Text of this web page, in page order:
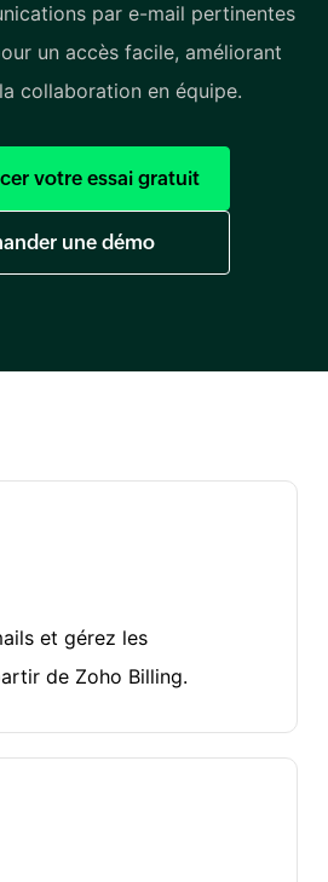
par e-mail pertinentes
un accès facile, améliorant
collaboration en équipe.
votre essai gratuit
une démo
et gérez les
de Zoho Billing.